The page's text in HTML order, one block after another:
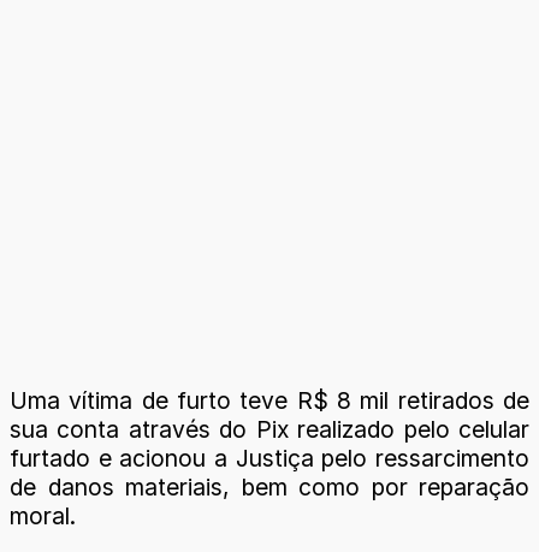
Uma vítima de furto teve R$ 8 mil retirados de
sua conta através do Pix realizado pelo celular
furtado e acionou a Justiça pelo ressarcimento
de danos materiais, bem como por reparação
moral.